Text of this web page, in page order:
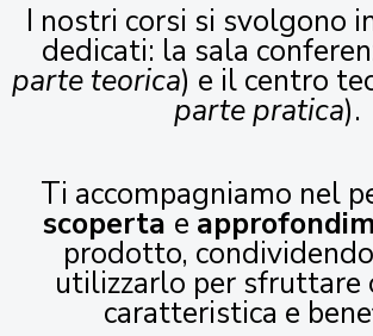
I nostri corsi si svolgono
dedicati: la sala
parte teorica) e il centro
parte pratica).
Ti accompagniamo nel
scoperta e
prodotto,
utilizzarlo per sfruttare
caratteristica e